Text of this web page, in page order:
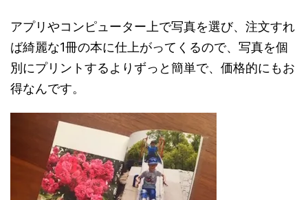
アプリやコンピューター上で写真を選び、注文すれ
ば綺麗な1冊の本に仕上がってくるので、写真を個
別にプリントするよりずっと簡単で、価格的にもお
得なんです。